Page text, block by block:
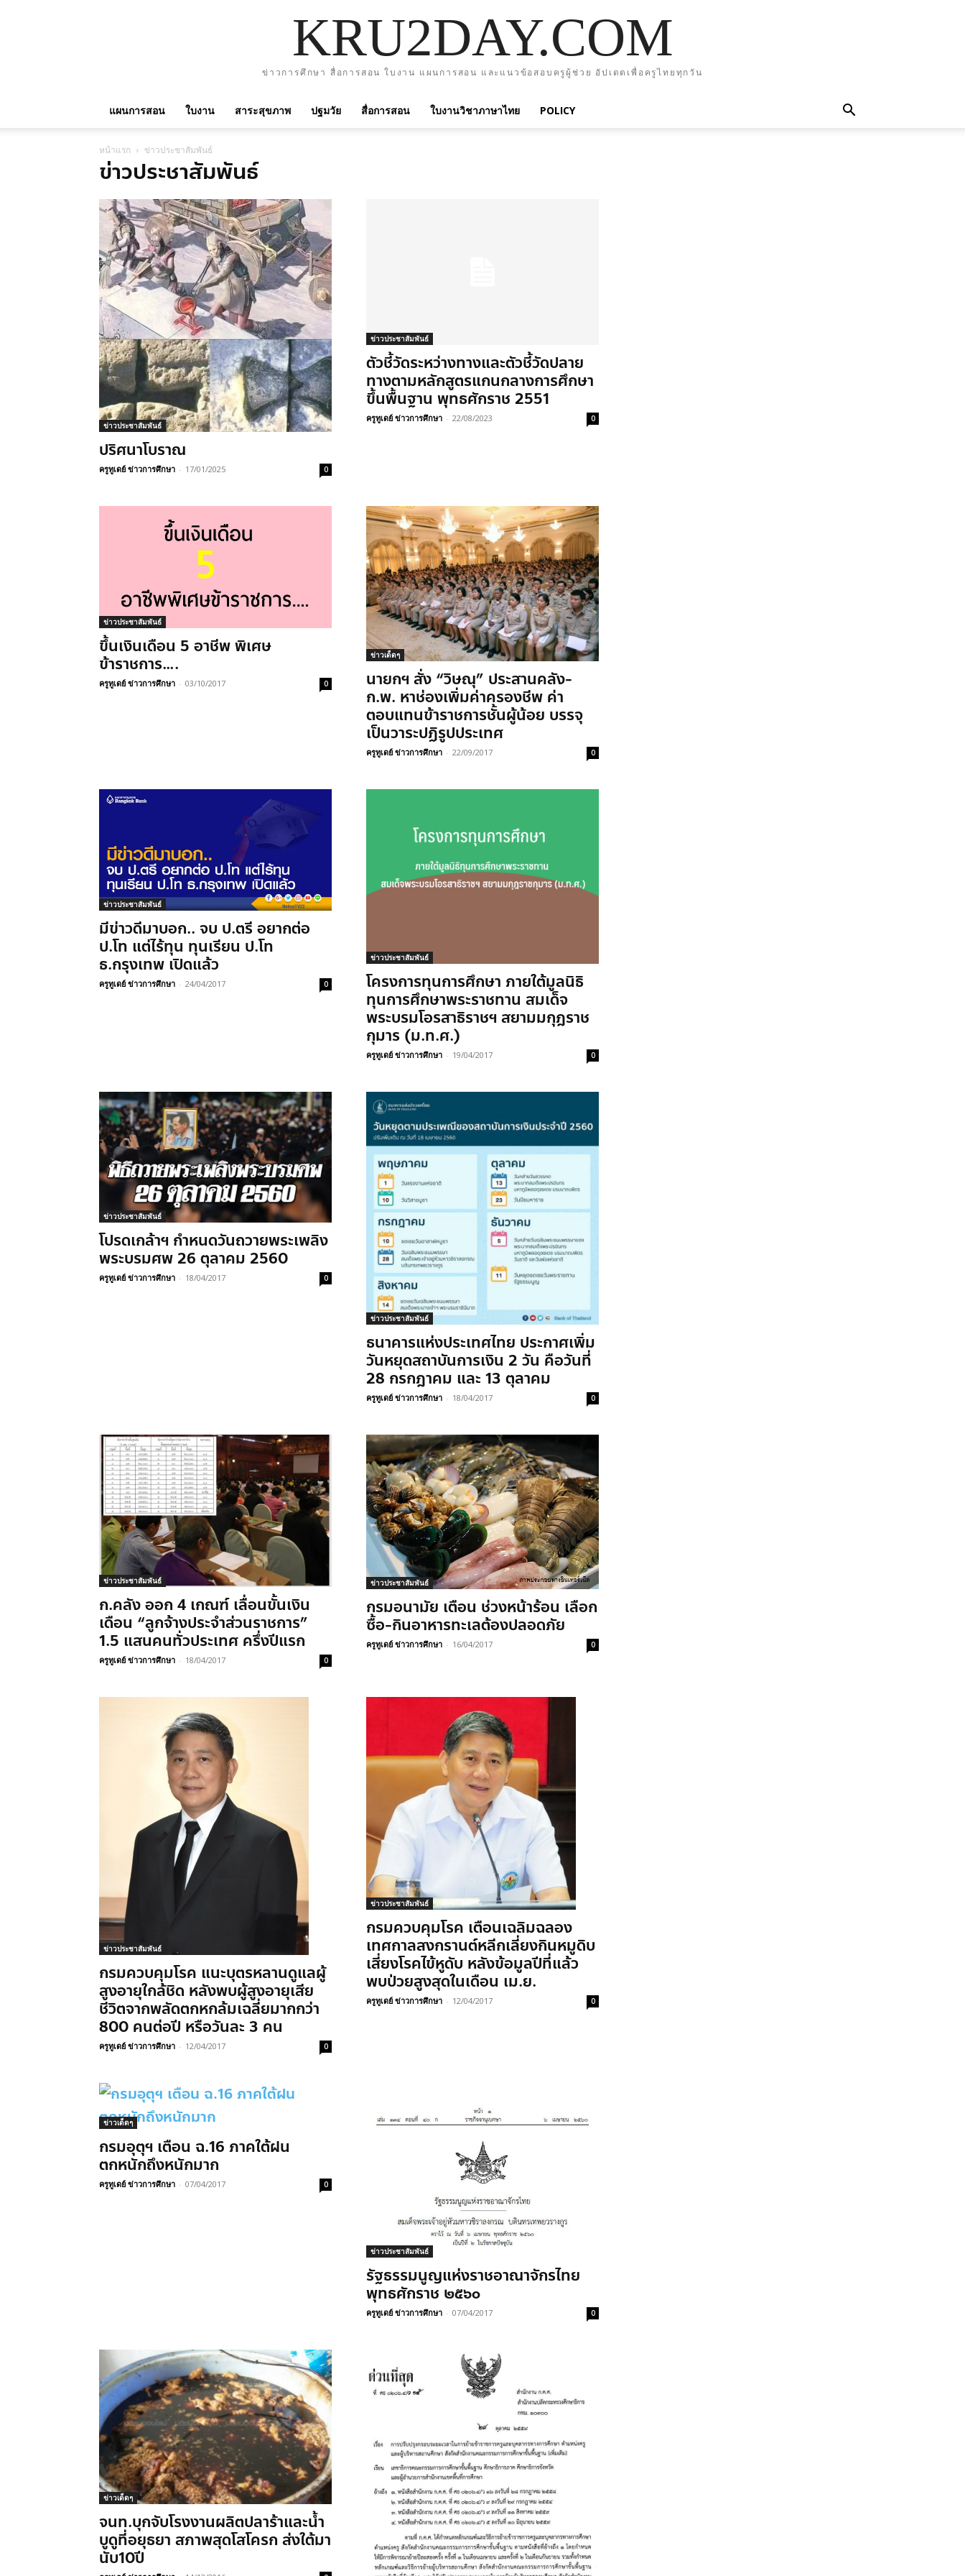
KRU2DAY.COM
ข่าวการศึกษา สื่อการสอน ใบงาน แผนการสอน และแนวข้อสอบครูผู้ช่วย อัปเดตเพื่อครูไทยทุกวัน
แผนการสอน ใบงาน สาระสุขภาพ ปฐมวัย สื่อการสอน ใบงานวิชาภาษาไทย POLICY
หน้าแรก ข่าวประชาสัมพันธ์
ข่าวประชาสัมพันธ์
ข่าวประชาสัมพันธ์
ปริศนาโบราณ
ครูทูเดย์ ข่าวการศึกษา - 17/01/2025 0
ข่าวประชาสัมพันธ์
ตัวชี้วัดระหว่างทางและตัวชี้วัดปลาย
ทางตามหลักสูตรแกนกลางการศึกษา
ขึ้นพื้นฐาน พุทธศักราช 2551
ครูทูเดย์ ข่าวการศึกษา - 22/08/2023 0
ข่าวประชาสัมพันธ์
ขึ้นเงินเดือน 5 อาชีพ พิเศษ
ข้าราชการ….
ครูทูเดย์ ข่าวการศึกษา - 03/10/2017 0
ข่าวเด็ดๆ
นายกฯ สั่ง “วิษณุ” ประสานคลัง-
ก.พ. หาช่องเพิ่มค่าครองชีพ ค่า
ตอบแทนข้าราชการชั้นผู้น้อย บรรจุ
เป็นวาระปฏิรูปประเทศ
ครูทูเดย์ ข่าวการศึกษา - 22/09/2017 0
ข่าวประชาสัมพันธ์
มีข่าวดีมาบอก.. จบ ป.ตรี อยากต่อ
ป.โท แต่ไร้ทุน ทุนเรียน ป.โท
ธ.กรุงเทพ เปิดแล้ว
ครูทูเดย์ ข่าวการศึกษา - 24/04/2017 0
ข่าวประชาสัมพันธ์
โครงการทุนการศึกษา ภายใต้มูลนิธิ
ทุนการศึกษาพระราชทาน สมเด็จ
พระบรมโอรสาธิราชฯ สยามมกุฎราช
กุมาร (ม.ท.ศ.)
ครูทูเดย์ ข่าวการศึกษา - 19/04/2017 0
ข่าวประชาสัมพันธ์
โปรดเกล้าฯ กำหนดวันถวายพระเพลิง
พระบรมศพ 26 ตุลาคม 2560
ครูทูเดย์ ข่าวการศึกษา - 18/04/2017 0
ข่าวประชาสัมพันธ์
ธนาคารแห่งประเทศไทย ประกาศเพิ่ม
วันหยุดสถาบันการเงิน 2 วัน คือวันที่
28 กรกฎาคม และ 13 ตุลาคม
ครูทูเดย์ ข่าวการศึกษา - 18/04/2017 0
ข่าวประชาสัมพันธ์
ก.คลัง ออก 4 เกณฑ์ เลื่อนขั้นเงิน
เดือน “ลูกจ้างประจำส่วนราชการ”
1.5 แสนคนทั่วประเทศ ครึ่งปีแรก
ครูทูเดย์ ข่าวการศึกษา - 18/04/2017 0
ข่าวประชาสัมพันธ์
กรมอนามัย เตือน ช่วงหน้าร้อน เลือก
ซื้อ-กินอาหารทะเลต้องปลอดภัย
ครูทูเดย์ ข่าวการศึกษา - 16/04/2017 0
ข่าวประชาสัมพันธ์
กรมควบคุมโรค แนะบุตรหลานดูแลผู้
สูงอายุใกล้ชิด หลังพบผู้สูงอายุเสีย
ชีวิตจากพลัดตกหกล้มเฉลี่ยมากกว่า
800 คนต่อปี หรือวันละ 3 คน
ครูทูเดย์ ข่าวการศึกษา - 12/04/2017 0
ข่าวประชาสัมพันธ์
กรมควบคุมโรค เตือนเฉลิมฉลอง
เทศกาลสงกรานต์หลีกเลี่ยงกินหมูดิบ
เสี่ยงโรคไข้หูดับ หลังข้อมูลปีที่แล้ว
พบป่วยสูงสุดในเดือน เม.ย.
ครูทูเดย์ ข่าวการศึกษา - 12/04/2017 0
ข่าวเด็ดๆ
กรมอุตุฯ เตือน ฉ.16 ภาคใต้ฝน
ตกหนักถึงหนักมาก
ครูทูเดย์ ข่าวการศึกษา - 07/04/2017 0
ข่าวประชาสัมพันธ์
รัฐธรรมนูญแห่งราชอาณาจักรไทย
พุทธศักราช ๒๕๖๐
ครูทูเดย์ ข่าวการศึกษา - 07/04/2017 0
ข่าวเด็ดๆ
จนท.บุกจับโรงงานผลิตปลาร้าและน้ำ
บูดูที่อยุธยา สภาพสุดโสโครก ส่งใต้มา
นับ10ปี